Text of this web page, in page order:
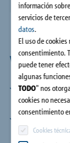
información
servicios de
datos.
El uso de
consentimiento.
puede tener
algunas
TODO" nos
cookies no
consentimiento
Cookies
Ventajas
Seguridad en la
Construcciones
condensación,
Extenso
Por ejemplo,